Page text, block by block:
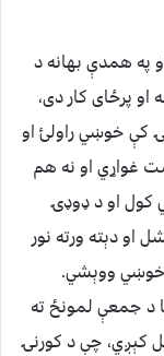
په همدې بهانه د
پرځای کار دی،
کې خوښي راولئ او
غواړي او نه هم
کول او د ډوډۍ
او دېته ورته نور
خوښي ووېشي.
د جمعې لمونځ ته
کېږي، چې د کورنۍ